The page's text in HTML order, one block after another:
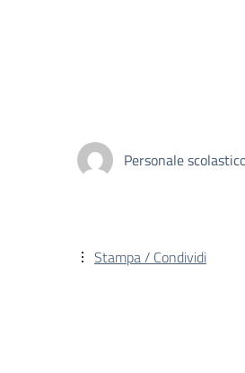
Personale
Stampa / Condividi